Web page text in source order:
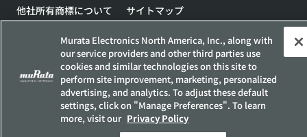
他社所有商標について
サイトマップ
Murata Electronics North America, Inc., along with
our service providers and other third parties use
cookies and similar technologies on this site to
perform site improvement, marketing, personalized
advertising, and analytics. To adjust these default
settings, click on "Manage Preferences". To learn
more, visit our Privacy Policy